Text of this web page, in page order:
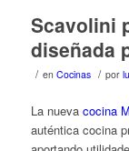
Scavolini
diseñada
/ en Cocinas / por
La nueva cocina
auténtica cocina